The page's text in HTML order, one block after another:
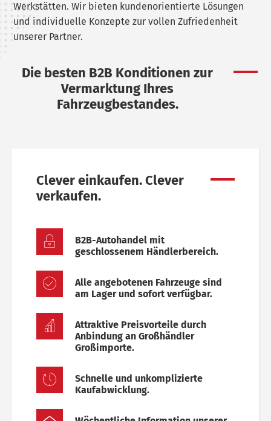
Werkstätten. Wir bieten kundenorientierte Lösungen
und individuelle Konzepte zur vollen Zufriedenheit
unserer Partner.
Die besten B2B Konditionen zur
Vermarktung Ihres
Fahrzeugbestandes.
Clever einkaufen. Clever
verkaufen.
B2B-Autohandel mit
geschlossenem Händlerbereich.
Alle angebotenen Fahrzeuge sind
am Lager und sofort verfügbar.
Attraktive Preisvorteile durch
Anbindung an Großhändler
Großimporte.
Schnelle und unkomplizierte
Kaufabwicklung.